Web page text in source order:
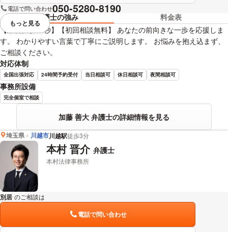
電話で問い合わせ050-5280-8190
弁護士の強み
料金表
【東所沢駅30秒】【初回相談無料】 あなたの前向きな一歩を応援しま
す。 わかりやすい言葉で丁寧にご説明します。 お悩みを抱え込まず、
ご相談ください。
対応体制
全国出張対応 24時間予約受付 当日相談可 休日相談可 夜間相談可
事務所設備
完全個室で相談
加藤 善大 弁護士の詳細情報を見る
視覚的に省略されている要素を
もっと見る
埼玉県 川越市川越駅徒歩3分
本村 晋介 弁護士
本村法律事務所
別居 のご相談は
電話で問い合わせ